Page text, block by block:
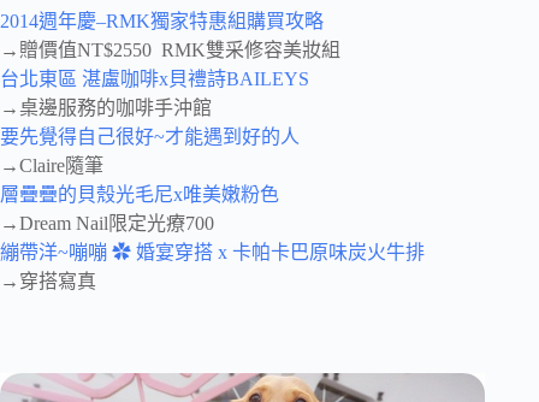
2014週年慶–RMK獨家特惠組購買攻略
→贈價值NT$2550 RMK雙采修容美妝組
台北東區 湛盧咖啡x貝禮詩BAILEYS
→桌邊服務的咖啡手沖館
要先覺得自己很好~才能遇到好的人
→Claire隨筆
層疊疊的貝殼光毛尼x唯美嫩粉色
→Dream Nail限定光療700
繃帶洋~嘣嘣 ✿ 婚宴穿搭 x 卡帕卡巴原味炭火牛排
→穿搭寫真